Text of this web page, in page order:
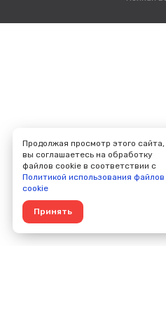
Продолжая просмотр этого сайта,
вы соглашаетесь на обработку
файлов cookie в соответствии с
Политикой использования файлов
cookie
Принять